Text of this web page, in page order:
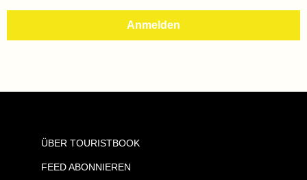
ÜBER TOURISTBOOK
FEED ABONNIEREN